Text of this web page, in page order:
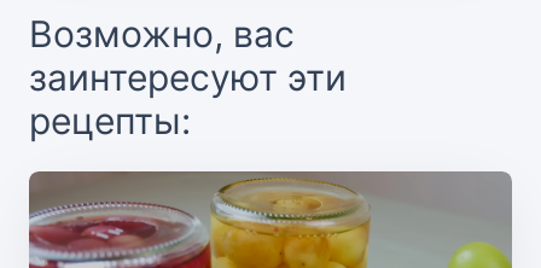
Возможно, вас
заинтересуют эти
рецепты: